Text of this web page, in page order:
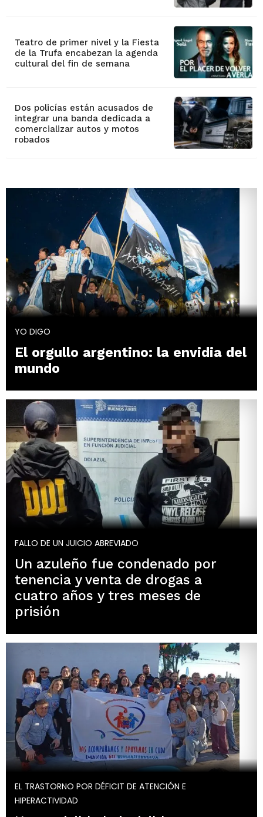
Teatro de primer nivel y la Fiesta
de la Trufa encabezan la agenda
cultural del fin de semana
Dos policías están acusados de
integrar una banda dedicada a
comercializar autos y motos
robados
YO DIGO
El orgullo argentino: la envidia del
mundo
FALLO DE UN JUICIO ABREVIADO
Un azuleño fue condenado por
tenencia y venta de drogas a
cuatro años y tres meses de
prisión
EL TRASTORNO POR DÉFICIT DE ATENCIÓN E
HIPERACTIVIDAD